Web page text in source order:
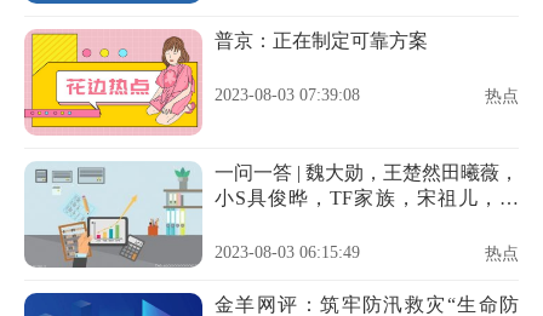
普京：正在制定可靠方案
2023-08-03 07:39:08 热点
一问一答 | 魏大勋，王楚然田曦薇，
小S具俊晔，TF家族，宋祖儿，喜
2023-08-03 06:15:49 热点
金羊网评：筑牢防汛救灾“生命防